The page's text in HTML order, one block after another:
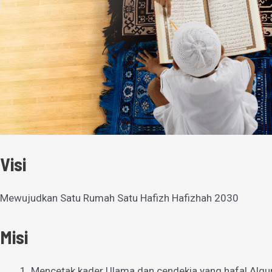
Visi
Mewujudkan Satu Rumah Satu Hafizh Hafizhah 2030
Misi